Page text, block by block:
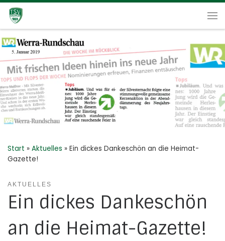
Zum Inhalt springen
Start » Aktuelles » Ein dickes Dankeschön an die Heimat-
Gazette!
AKTUELLES
Ein dickes Dankeschön
an die Heimat-Gazette!